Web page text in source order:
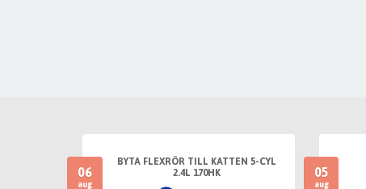
06
aug
BYTA FLEXRÖR TILL KATTEN 5-CYL
2.4L 170HK
05
aug